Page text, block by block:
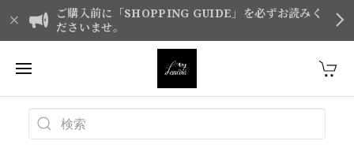
ご購入前に「SHOPPING GUIDE」を必ずお読みく
ださいませ。